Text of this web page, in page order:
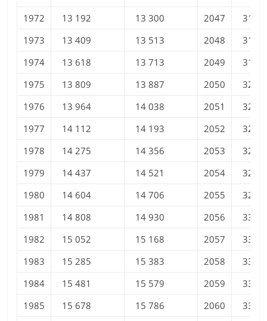
1972
13 192 13 300 2047
31
1973
13 409 13 513 2048
31
1974
13 618 13 713 2049
31
1975
13 809 13 887 2050
32
1976
13 964 14 038 2051
32
1977
14 112 14 193 2052
32
1978
14 275 14 356 2053
32
1979
14 437 14 521 2054
32
1980
14 604 14 706 2055
32
1981
14 808 14 930 2056
33
1982
15 052 15 168 2057
33
1983
15 285 15 383 2058
33
1984
15 481 15 579 2059
33
1985
15 678 15 786 2060
33